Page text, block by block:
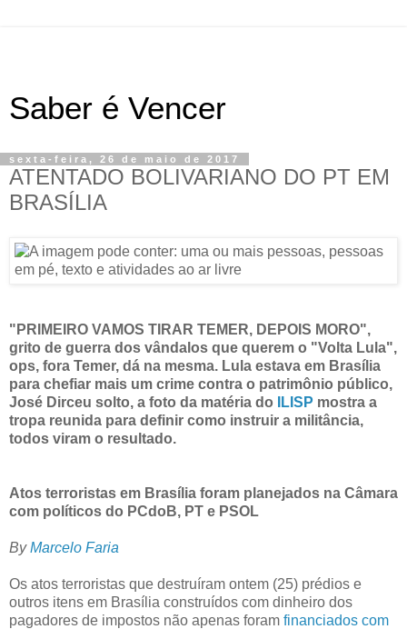
Saber é Vencer
sexta-feira, 26 de maio de 2017
ATENTADO BOLIVARIANO DO PT EM
BRASÍLIA
"PRIMEIRO VAMOS TIRAR TEMER, DEPOIS MORO",
grito de guerra dos vândalos que querem o "Volta Lula",
ops, fora Temer, dá na mesma. Lula estava em Brasília
para chefiar mais um crime contra o patrimônio público,
José Dirceu solto, a foto da matéria do
ILISP mostra a
tropa reunida para definir como instruir a militância,
todos viram o resultado.
Atos terroristas em Brasília foram planejados na Câmara
com políticos do PCdoB, PT e PSOL
ByMarcelo Faria
Os atos terroristas que destruíram ontem (25) prédios e
outros itens em Brasília construídos com dinheiro dos
pagadores de impostos não apenas foram financiados com